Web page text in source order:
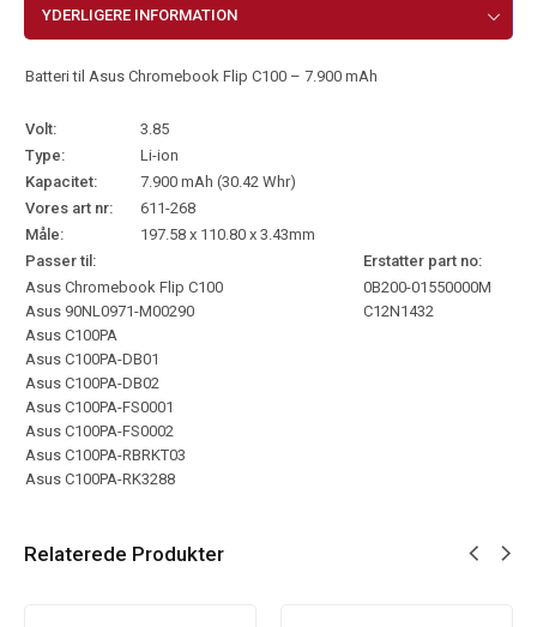
YDERLIGERE INFORMATION
Batteri til Asus Chromebook Flip C100 – 7.900 mAh
Volt:
3.85
Type:
Li-ion
Kapacitet:
7.900 mAh (30.42 Whr)
Vores art nr:
611-268
Måle:
197.58 x 110.80 x 3.43mm
Passer til:
Erstatter part no:
Asus Chromebook Flip C100
Asus 90NL0971-M00290
Asus C100PA
Asus C100PA-DB01
Asus C100PA-DB02
Asus C100PA-FS0001
Asus C100PA-FS0002
Asus C100PA-RBRKT03
Asus C100PA-RK3288
0B200-01550000M
C12N1432
Relaterede Produkter